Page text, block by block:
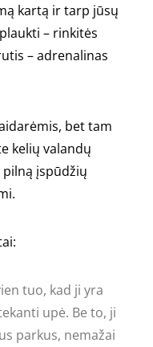
kartą ir tarp jūsų
– rinkitės
– adrenalinas
bet tam
kelių valandų
įspūdžių
tuo, kad ji yra
upė. Be to, ji
parkus, nemažai